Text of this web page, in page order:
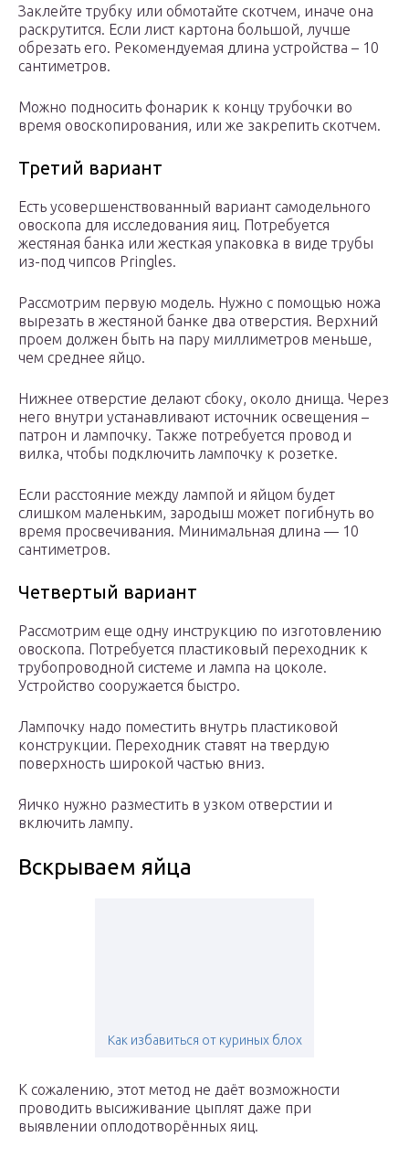
Заклейте трубку или обмотайте скотчем, иначе она
раскрутится. Если лист картона большой, лучше
обрезать его. Рекомендуемая длина устройства – 10
сантиметров.
Можно подносить фонарик к концу трубочки во
время овоскопирования, или же закрепить скотчем.
Третий вариант
Есть усовершенствованный вариант самодельного
овоскопа для исследования яиц. Потребуется
жестяная банка или жесткая упаковка в виде трубы
из-под чипсов Pringles.
Рассмотрим первую модель. Нужно с помощью ножа
вырезать в жестяной банке два отверстия. Верхний
проем должен быть на пару миллиметров меньше,
чем среднее яйцо.
Нижнее отверстие делают сбоку, около днища. Через
него внутри устанавливают источник освещения –
патрон и лампочку. Также потребуется провод и
вилка, чтобы подключить лампочку к розетке.
Если расстояние между лампой и яйцом будет
слишком маленьким, зародыш может погибнуть во
время просвечивания. Минимальная длина — 10
сантиметров.
Четвертый вариант
Рассмотрим еще одну инструкцию по изготовлению
овоскопа. Потребуется пластиковый переходник к
трубопроводной системе и лампа на цоколе.
Устройство сооружается быстро.
Лампочку надо поместить внутрь пластиковой
конструкции. Переходник ставят на твердую
поверхность широкой частью вниз.
Яичко нужно разместить в узком отверстии и
включить лампу.
Вскрываем яйца
Как избавиться от куриных блох
К сожалению, этот метод не даёт возможности
проводить высиживание цыплят даже при
выявлении оплодотворённых яиц.